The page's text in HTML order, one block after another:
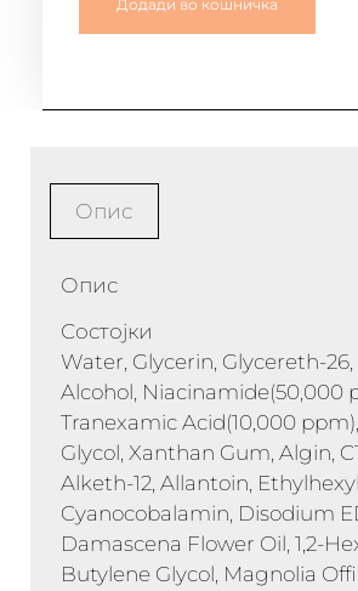
Додади во кошничка
Опис
Опис
Состојки
Water, Glycerin, Glycereth-
Alcohol, Niacinamide(50,000
Tranexamic Acid(10,000
Glycol, Xanthan Gum, Algin,
Alketh-12, Allantoin,
Cyanocobalamin, Disodium
Damascena Flower Oil, 1,2-
Butylene Glycol, Magnolia